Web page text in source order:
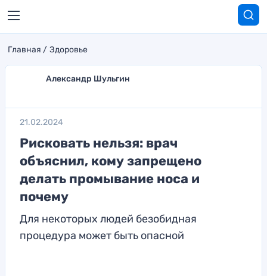
Главная Здоровье
Александр Шульгин
21.02.2024
Рисковать нельзя: врач
объяснил, кому запрещено
делать промывание носа и
почему
Для некоторых людей безобидная
процедура может быть опасной